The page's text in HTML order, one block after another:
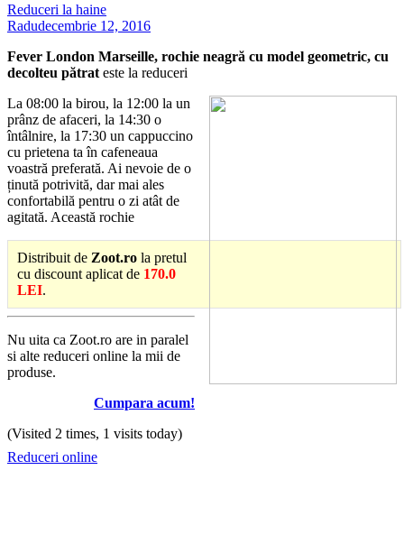
Reduceri la haine
Radudecembrie 12, 2016
Fever London Marseille, rochie neagră cu model geometric, cu
decolteu pătrat este la reduceri
La 08:00 la birou, la 12:00 la un
prânz de afaceri, la 14:30 o
întâlnire, la 17:30 un cappuccino
cu prietena ta în cafeneaua
voastră preferată. Ai nevoie de o
ținută potrivită, dar mai ales
confortabilă pentru o zi atât de
agitată. Această rochie
Distribuit de Zoot.ro la pretul
cu discount aplicat de 170.0
LEI.
Nu uita ca Zoot.ro are in paralel
si alte reduceri online la mii de
produse.
Cumpara acum!
(Visited 2 times, 1 visits today)
Reduceri online